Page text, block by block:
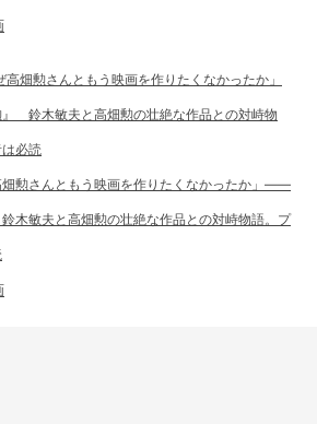
畑勲さんともう映画を作りたくなかったか」――
木敏夫と高畑勲の壮絶な作品との対峙物語。プ